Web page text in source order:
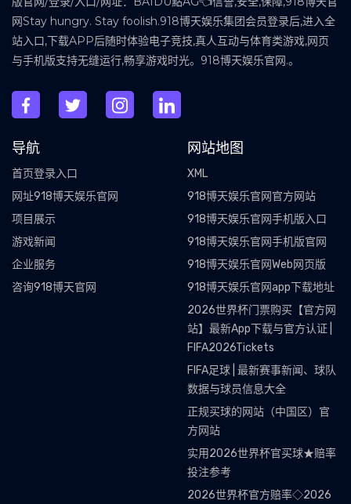
网Stay hungry. Stay foolish.918博天娱乐集团会员登录后,进入全
站入口,下载APP后随时体验电子竞技,真人互动与体育类游戏,网页
与手机版支持无缝运行,畅享游戏时光。918博天娱乐官网.。
导航
首页登录入口
网址918博天娱乐官网
项目展示
游戏新闻
企业服务
咨询918博天官网
网站地图
XML
918博天娱乐官网官方网站
918博天娱乐官网手机版入口
918博天娱乐官网手机版官网
918博天娱乐官网Web网页版
918博天娱乐官网app下载地址
2026世界杯门票购买【官方网
站】最新App下载与官方认证 |
FIFA2026Tickets
FIFA足球 | 最新赛事新闻、球队
数据与球员信息大全
正规买球的网站（中国区）官
方网站
实用2026世界杯官买球★赔率
投注参考
2026世界杯官方赔率◇2026